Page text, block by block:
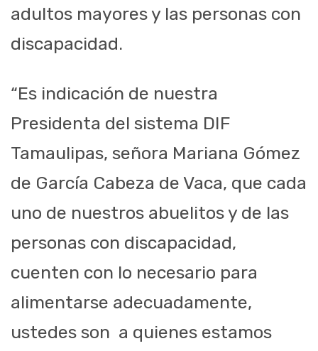
adultos mayores y las personas con
discapacidad.
“Es indicación de nuestra
Presidenta del sistema DIF
Tamaulipas, señora Mariana Gómez
de García Cabeza de Vaca, que cada
uno de nuestros abuelitos y de las
personas con discapacidad,
cuenten con lo necesario para
alimentarse adecuadamente,
ustedes son a quienes estamos